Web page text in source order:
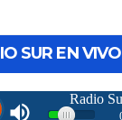
SUR EN VIVO